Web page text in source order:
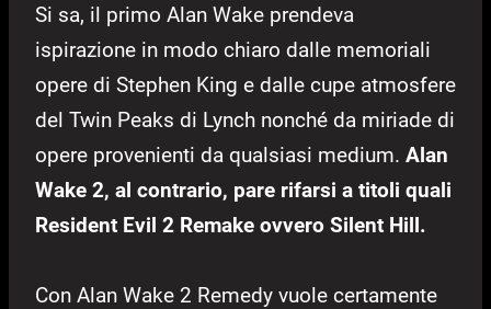
Si sa, il primo Alan Wake prendeva
ispirazione in modo chiaro dalle memoriali
opere di Stephen King e dalle cupe atmosfere
del Twin Peaks di Lynch nonché da miriade di
opere provenienti da qualsiasi medium. Alan
Wake 2, al contrario, pare rifarsi a titoli quali
Resident Evil 2 Remake ovvero Silent Hill.
Con Alan Wake 2 Remedy vuole certamente